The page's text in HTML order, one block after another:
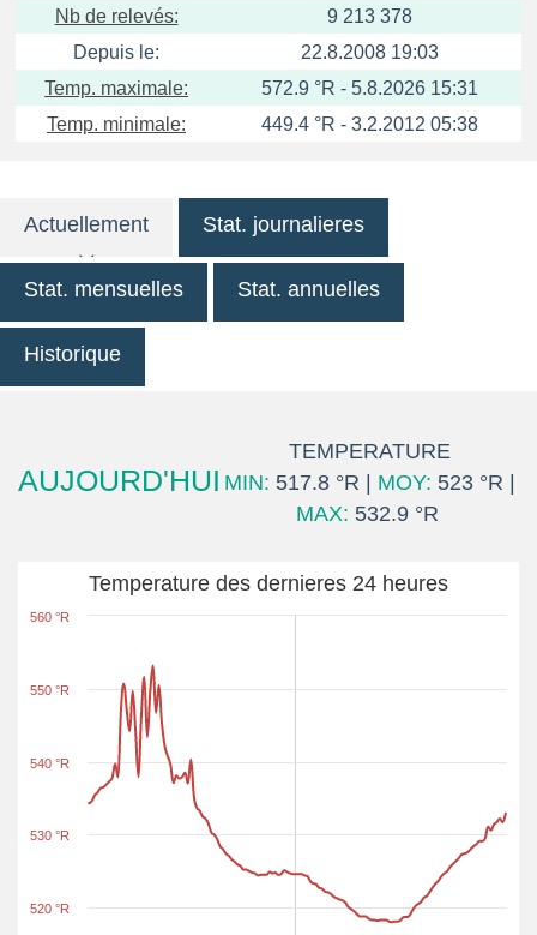
Nb de relevés:
9 213 378
Depuis le:
22.8.2008 19:03
Temp. maximale:
572.9 °R - 5.8.2026 15:31
Temp. minimale:
449.4 °R - 3.2.2012 05:38
Actuellement Stat. journalieres
Stat. mensuelles Stat. annuelles
Historique
AUJOURD'HUI
TEMPERATURE
MIN: 517.8 °R | MOY: 523 °R |
MAX: 532.9 °R
Temperature des dernieres 24 heures
520 °R
530 °R
540 °R
550 °R
560 °R